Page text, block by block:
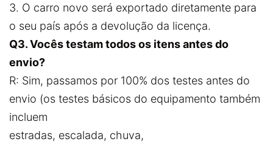
3. O carro novo será exportado diretamente para
o seu país após a devolução da licença.
Q3. Vocês testam todos os itens antes do
envio?
R: Sim, passamos por 100% dos testes antes do
envio (os testes básicos do equipamento também
incluem
estradas, escalada, chuva,